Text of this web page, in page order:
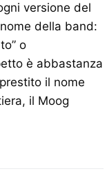
versione del
della band:
o
è abbastanza
il nome
il Moog